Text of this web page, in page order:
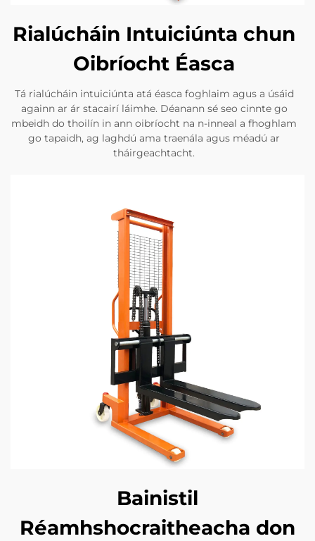
Rialúcháin Intuiciúnta chun
Oibríocht Éasca
Tá rialúcháin intuiciúnta atá éasca foghlaim agus a úsáid
againn ar ár stacairí láimhe. Déanann sé seo cinnte go
mbeidh do thoilín in ann oibríocht na n-inneal a fhoghlam
go tapaidh, ag laghdú ama traenála agus méadú ar
tháirgeachtacht.
Bainistil
Réamhshocraitheacha don